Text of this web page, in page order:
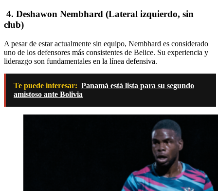
4. Deshawon Nembhard (Lateral izquierdo, sin
club)
A pesar de estar actualmente sin equipo, Nembhard es considerado
uno de los defensores más consistentes de Belice. Su experiencia y
liderazgo son fundamentales en la línea defensiva.
Te puede interesar: Panamá está lista para su segundo
amistoso ante Bolivia